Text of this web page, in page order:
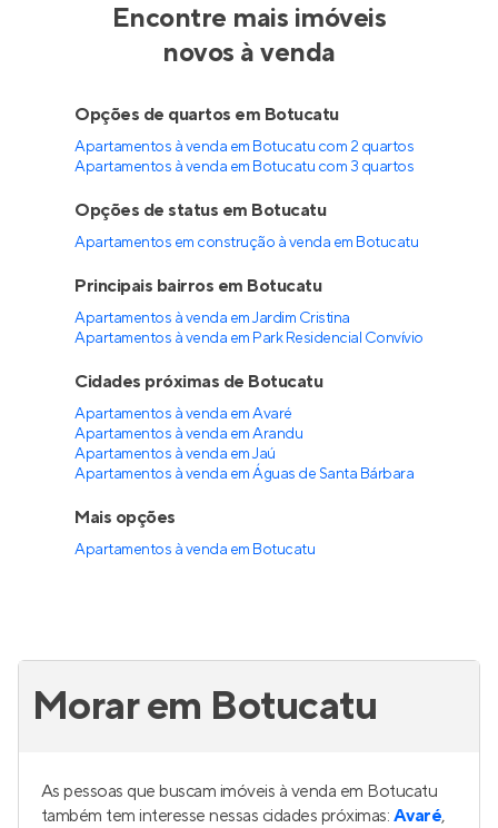
Encontre mais imóveis
novos à venda
Opções de quartos em Botucatu
Apartamentos à venda em Botucatu com 2 quartos
Apartamentos à venda em Botucatu com 3 quartos
Opções de status em Botucatu
Apartamentos em construção à venda em Botucatu
Principais bairros em Botucatu
Apartamentos à venda em Jardim Cristina
Apartamentos à venda em Park Residencial Convívio
Cidades próximas de Botucatu
Apartamentos à venda em Avaré
Apartamentos à venda em Arandu
Apartamentos à venda em Jaú
Apartamentos à venda em Águas de Santa Bárbara
Mais opções
Apartamentos à venda em Botucatu
Morar em Botucatu
As pessoas que buscam imóveis à venda em Botucatu
também tem interesse nessas cidades próximas: Avaré,